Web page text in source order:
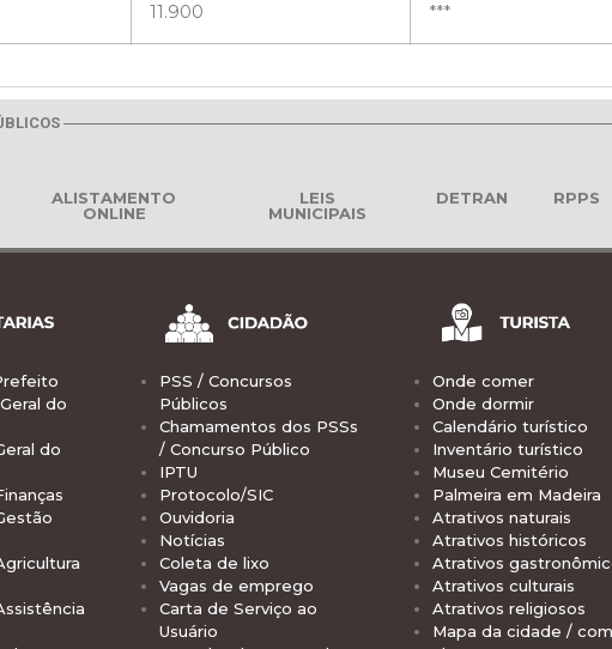
11.900 ***
ALISTAMENTO
ONLINE
LEIS
MUNICIPAIS
DETRAN RPPS
do
do
PSS / Concursos
Públicos
Chamamentos dos PSSs
/ Concurso Público
IPTU
Protocolo/SIC
Ouvidoria
Notícias
Coleta de lixo
Vagas de emprego
Carta de Serviço ao
Usuário
Onde comer
Onde dormir
Calendário turístico
Inventário turístico
Museu Cemitério
Palmeira em Madeira
Atrativos naturais
Atrativos históricos
Atrativos
Atrativos culturais
Atrativos religiosos
Mapa da cidade /